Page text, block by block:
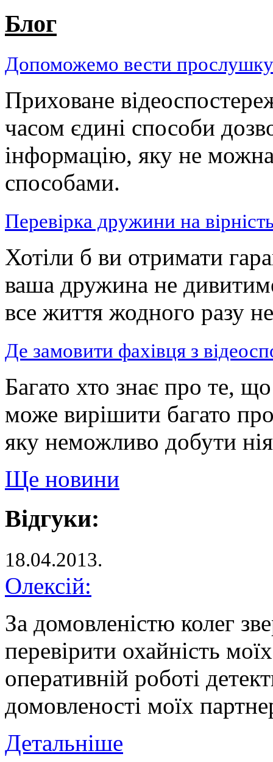
Блог
Допоможемо вести
Приховане
часом єдині способи
інформацію, яку не
способами.
Перевірка дружини на
Хотіли б ви отримати
ваша дружина не
все життя жодного разу
Де замовити фахівця з
Багато хто знає про те,
може вирішити багато
яку неможливо добути
Ще новини
Відгуки:
18.04.2013.
Олексій:
За домовленістю колег
перевірити охайність
оперативній роботі
домовленості моїх
Детальніше